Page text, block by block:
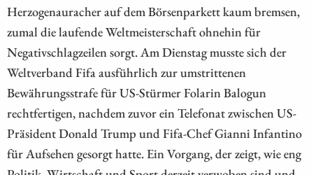
Herzogenauracher auf dem Börsenparkett kaum bremsen,
zumal die laufende Weltmeisterschaft ohnehin für
Negativschlagzeilen sorgt. Am Dienstag musste sich der
Weltverband Fifa ausführlich zur umstrittenen
Bewährungsstrafe für US-Stürmer Folarin Balogun
rechtfertigen, nachdem zuvor ein Telefonat zwischen US-
Präsident Donald Trump und Fifa-Chef Gianni Infantino
für Aufsehen gesorgt hatte. Ein Vorgang, der zeigt, wie eng